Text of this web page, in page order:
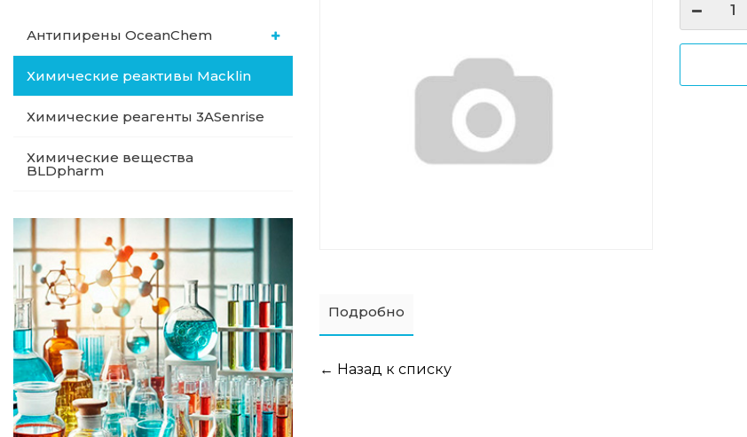
Антипирены OceanСhem
Химические реактивы Macklin
Химические реагенты 3ASenrise
Химические вещества
BLDpharm
Подробно
← Назад к списку